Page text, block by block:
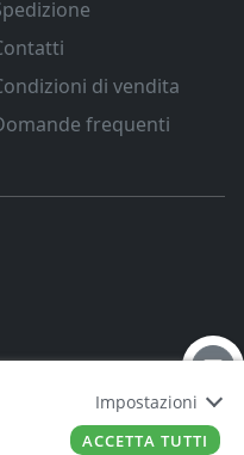
di vendita
frequenti
00221490238
Impostazioni
ACCETTA TUTTI